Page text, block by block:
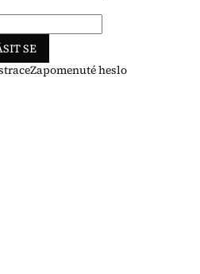
SE
Zapomenuté heslo